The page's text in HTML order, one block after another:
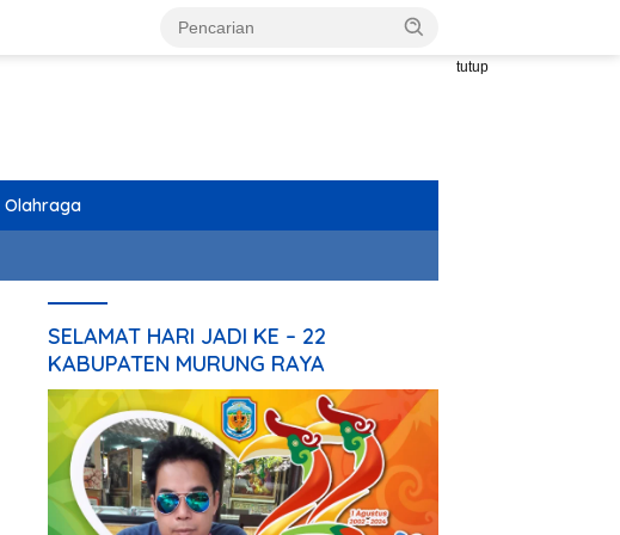
tutup
Olahraga
SELAMAT HARI JADI KE – 22
KABUPATEN MURUNG RAYA